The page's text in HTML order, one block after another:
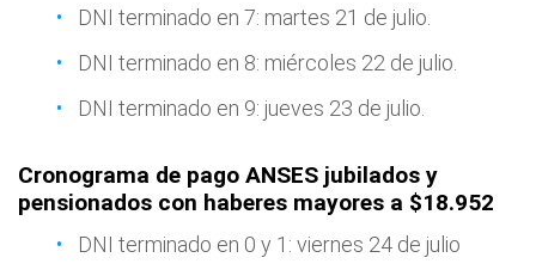
DNI terminado en 7: martes 21 de julio.
DNI terminado en 8: miércoles 22 de julio.
DNI terminado en 9: jueves 23 de julio.
Cronograma de pago ANSES jubilados y
pensionados con haberes mayores a $18.952
DNI terminado en 0 y 1: viernes 24 de julio